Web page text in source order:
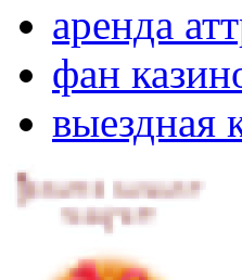
аренда
фан
выездная